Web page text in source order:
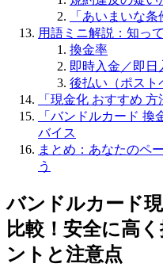
「あいまいな
用語ミニ解説：知っ
換金率
即時入金／即日
後払い（ポスト
「現金化 おすすめ
「バンドルカード
バイス
まとめ：あなたのペ
う
バンドルカード
比較！安全に高
ントと注意点